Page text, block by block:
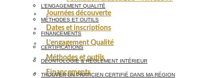
Journées découverte
Dates et inscriptions
L’engagement Qualité
Méthodes et outils
Financements
L’ENGAGEMENT QUALITÉ
MÉTHODES ET OUTILS
FINANCEMENTS
CERTIFICATIONS
DÉONTOLOGIE & RÈGLEMENT INTÉRIEUR
TROUVER UN PRATICIEN CERTIFIÉ DANS MA RÉGION